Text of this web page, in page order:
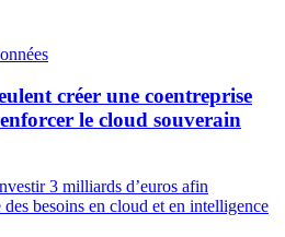
créer une coentreprise
le cloud souverain
3 milliards d’euros afin
des besoins en cloud et en intelligence